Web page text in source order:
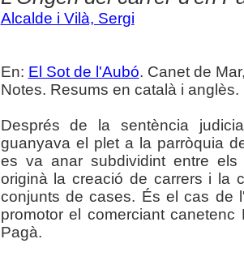
Alcalde i Vilà, Sergi
En: El Sot de l'Aubó. Canet de
Notes. Resums en català i anglès.
Després de la sentència
guanyava el plet a la parròquia
es va anar subdividint entre els
originà la creació de carrers i la
conjunts de cases. És el cas de
promotor el comerciant
Pagà.